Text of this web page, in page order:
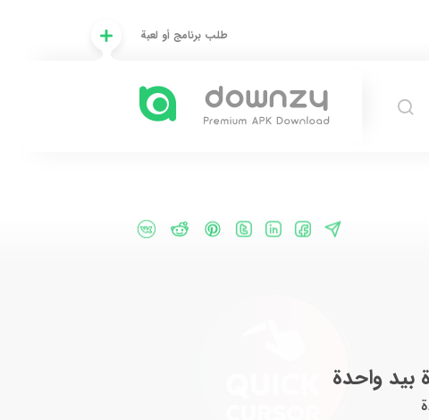
طلب برنامج أو لعبة
بيد واحدة